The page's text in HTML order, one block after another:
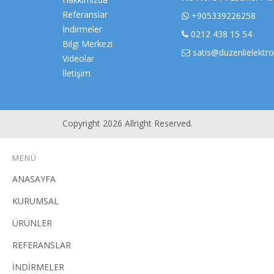
Referanslar
İndirmeler
Bilgi Merkezi
Videolar
İletişim
+905339226258
0212 438 15 54
Copyright 2026 Allright Reserved.
MENÜ
ANASAYFA
KURUMSAL
ÜRÜNLER
REFERANSLAR
İNDİRMELER